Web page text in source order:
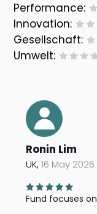
Performance:
Innovation:
Gesellschaft:
Umwelt:
Ronin Lim
UK,16 May 2026
Fund focuses